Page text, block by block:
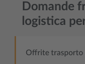
Domande
logistica
Offrite trasporto